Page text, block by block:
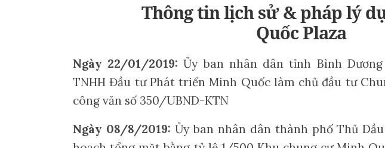
Thông tin lịch sử & pháp lý
Quốc Plaza
Ngày 22/01/2019: Ủy ban nhân dân tỉnh Bình
TNHH Đầu tư Phát triển Minh Quốc làm chủ đầu tư
công văn số 350/UBND-KTN
Ngày 08/8/2019: Ủy ban nhân dân thành phố Thủ